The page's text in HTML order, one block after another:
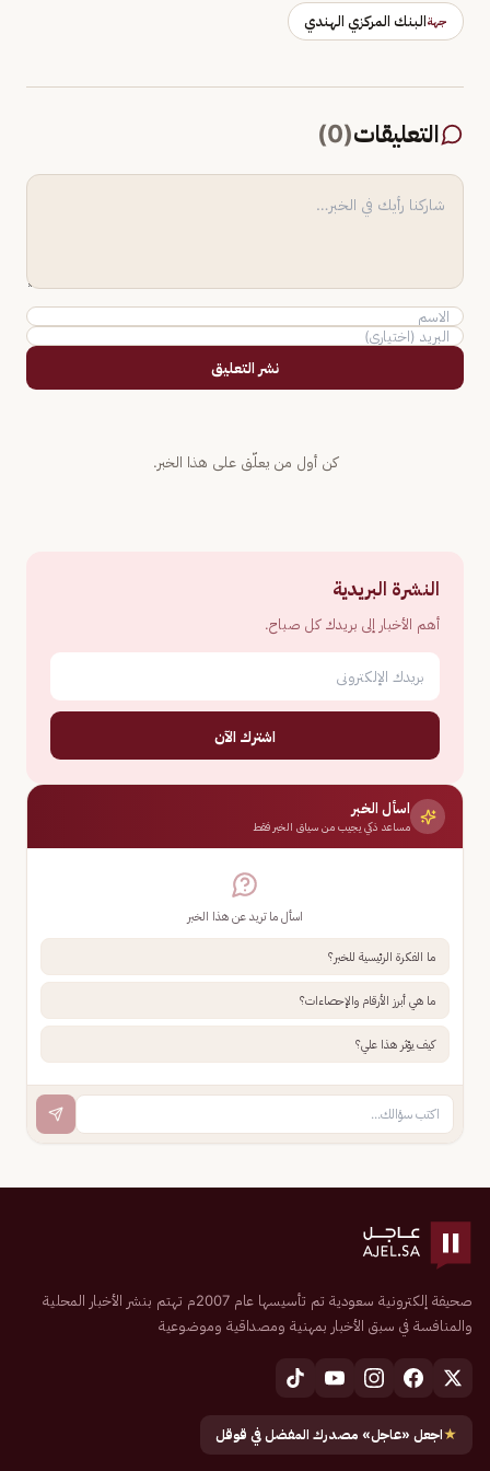
جهةالبنك المركزي الهندي
التعليقات(
0
)
نشر التعليق
كن أول من يعلّق على هذا الخبر.
النشرة البريدية
أهم الأخبار إلى بريدك كل صباح.
اشترك الآن
اسأل الخبر
مساعد ذكي يجيب من سياق الخبر فقط
اسأل ما تريد عن هذا الخبر
ما الفكرة الرئيسية للخبر؟
ما هي أبرز الأرقام والإحصاءات؟
كيف يؤثر هذا علي؟
صحيفة إلكترونية سعودية تم تأسيسها عام 2007م تهتم بنشر الأخبار المحلية
والمنافسة في سبق الأخبار بمهنية ومصداقية وموضوعية
★اجعل «عاجل» مصدرك المفضل في قوقل